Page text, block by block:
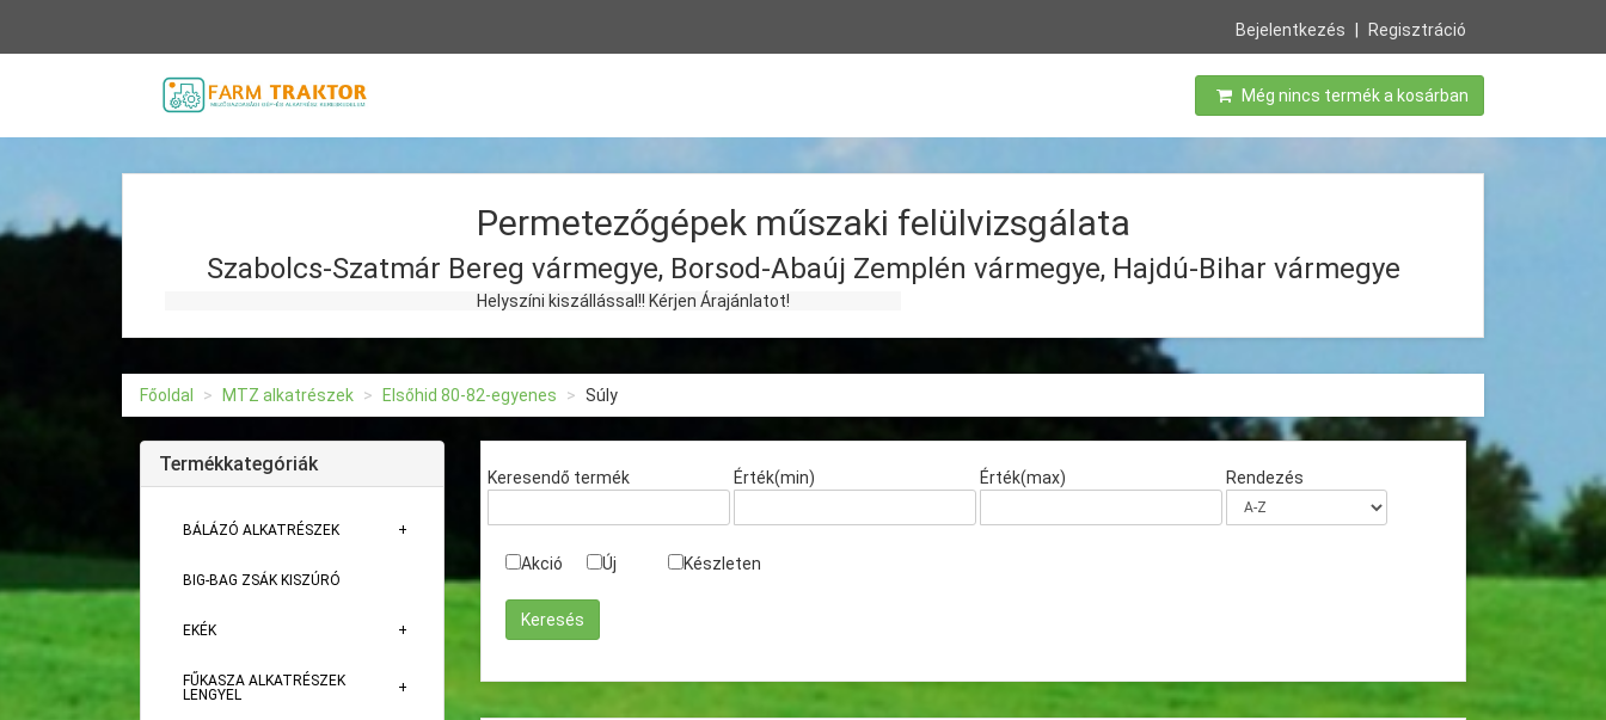
Bejelentkezés Regisztráció
Vissza
Még nincs termék a kosárban
Permetezőgépek műszaki felülvizsgálata
Szabolcs-Szatmár Bereg vármegye, Borsod-Abaúj Zemplén vármegye, Hajdú-Bihar vármegye
Helyszíni kiszállással!! Kérjen Árajánlatot!
Főoldal MTZ alkatrészek Elsőhid 80-82-egyenes Súly
Termékkategóriák
BÁLÁZÓ ALKATRÉSZEK
BIG-BAG ZSÁK KISZÚRÓ
EKÉK
FŰKASZA ALKATRÉSZEK
LENGYEL
Keresendő termék Érték(min) Érték(max) Rendezés
Akció Új Készleten